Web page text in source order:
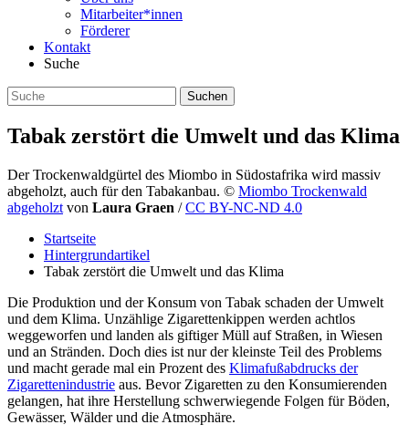
Mitarbeiter*innen
Förderer
Kontakt
Suche
Tabak zerstört die Umwelt und das Klima
Der Trockenwaldgürtel des Miombo in Südostafrika wird massiv
abgeholzt, auch für den Tabakanbau. © Miombo Trockenwald
abgeholzt von Laura Graen /CC BY-NC-ND 4.0
Startseite
Hintergrundartikel
Tabak zerstört die Umwelt und das Klima
Die Produktion und der Konsum von Tabak schaden der Umwelt
und dem Klima. Unzählige Zigarettenkippen werden achtlos
weggeworfen und landen als giftiger Müll auf Straßen, in Wiesen
und an Stränden. Doch dies ist nur der kleinste Teil des Problems
und macht gerade mal ein Prozent des Klimafußabdrucks der
Zigarettenindustrie aus. Bevor Zigaretten zu den Konsumierenden
gelangen, hat ihre Herstellung schwerwiegende Folgen für Böden,
Gewässer, Wälder und die Atmosphäre.